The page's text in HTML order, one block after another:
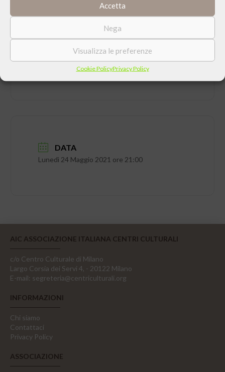
Accetta
Nega
Visualizza le preferenze
Cookie PolicyPrivacy Policy
CONDIVIDI QUESTO EVENTO
DATA
Lunedì 24 Maggio 2021 ore 21:00
AIC ASSOCIAZIONE ITALIANA CENTRI CULTURALI
c/o Centro Culturale di Milano
Largo Corsia dei Servi 4, - 20122 Milano
E-mail: segreteria@centriculturali.org
INFORMAZIONI
Chi siamo
Contattaci
Privacy Policy
ASSOCIAZIONE